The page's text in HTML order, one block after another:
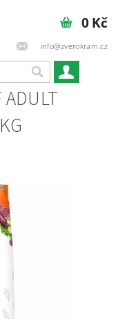
info@zverokram.cz
0 Kč
ADULT